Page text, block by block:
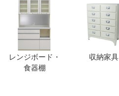
レンジボード・
食器棚
収納家具